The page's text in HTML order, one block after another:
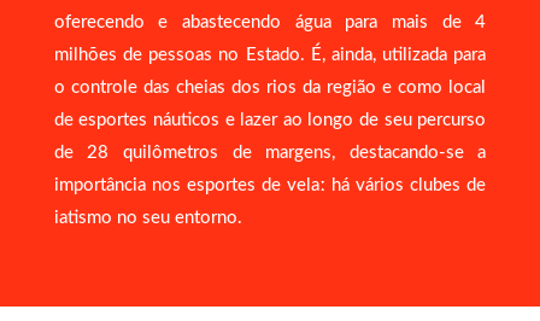
oferecendo e abastecendo água para mais de 4
milhões de pessoas no Estado. É, ainda, utilizada para
o controle das cheias dos rios da região e como local
de esportes náuticos e lazer ao longo de seu percurso
de 28 quilômetros de margens, destacando-se a
importância nos esportes de velaː há vários clubes de
iatismo no seu entorno.